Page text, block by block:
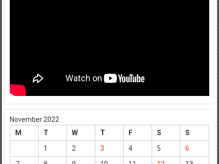
November 2022
M
T W T F S
S
1
2 3 4 5
6